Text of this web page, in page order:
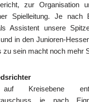
zur Organisation
Spielleitung. Je nach
Assistent unsere
in den Junioren-
zu sein macht noch mehr
Kreisebene
je nach